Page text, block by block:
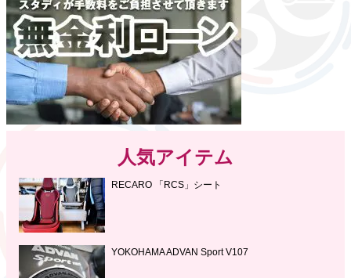
人気アイテム
RECARO 「RCS」シート
YOKOHAMA ADVAN Sport V107